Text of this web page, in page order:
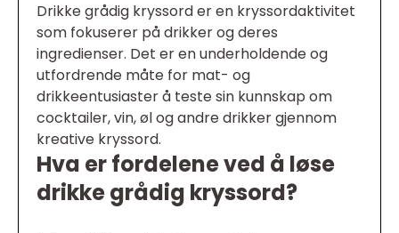
Drikke grådig kryssord er en kryssordaktivitet
som fokuserer på drikker og deres
ingredienser. Det er en underholdende og
utfordrende måte for mat- og
drikkeentusiaster å teste sin kunnskap om
cocktailer, vin, øl og andre drikker gjennom
kreative kryssord.
Hva er fordelene ved å løse
drikke grådig kryssord?